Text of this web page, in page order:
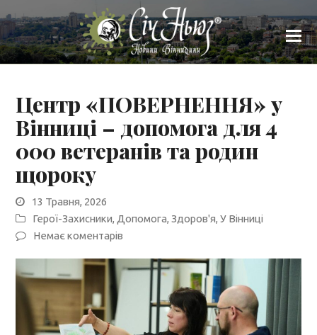
Центр «ПОВЕРНЕННЯ» у
Вінниці – допомога для 4
000 ветеранів та родин
щороку
13 Травня, 2026
Герої-Захисники, Допомога,Здоров'я,У Вінниці
Немає коментарів